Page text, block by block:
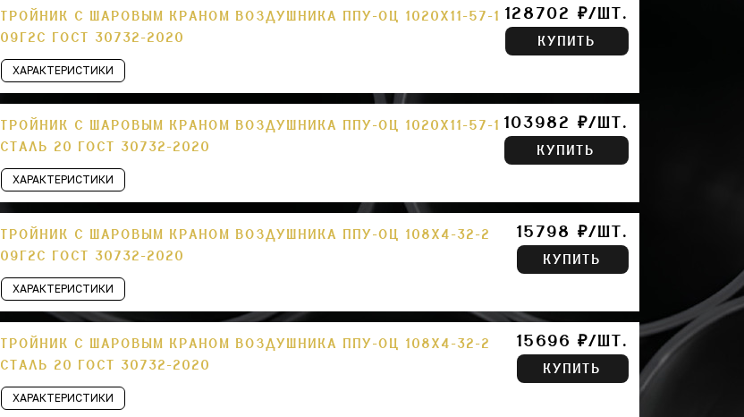
ТРОЙНИК С ШАРОВЫМ КРАНОМ ВОЗДУШНИКА ППУ-ОЦ 1020Х11-57-1
09Г2С ГОСТ 30732-2020
ХАРАКТЕРИСТИКИ
128702 ₽/ШТ.
КУПИТЬ
ТРОЙНИК С ШАРОВЫМ КРАНОМ ВОЗДУШНИКА ППУ-ОЦ 1020Х11-57-1
СТАЛЬ 20 ГОСТ 30732-2020
ХАРАКТЕРИСТИКИ
103982 ₽/ШТ.
КУПИТЬ
ТРОЙНИК С ШАРОВЫМ КРАНОМ ВОЗДУШНИКА ППУ-ОЦ 108Х4-32-2
09Г2С ГОСТ 30732-2020
ХАРАКТЕРИСТИКИ
15798 ₽/ШТ.
КУПИТЬ
ТРОЙНИК С ШАРОВЫМ КРАНОМ ВОЗДУШНИКА ППУ-ОЦ 108Х4-32-2
СТАЛЬ 20 ГОСТ 30732-2020
ХАРАКТЕРИСТИКИ
15696 ₽/ШТ.
КУПИТЬ